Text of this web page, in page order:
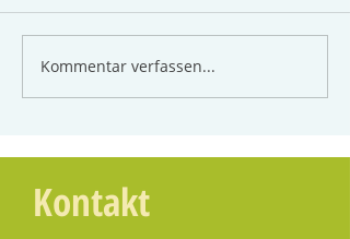
Kommentar verfassen...
Kontakt